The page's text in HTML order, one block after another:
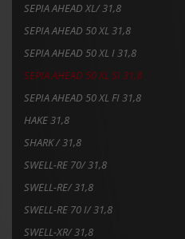
SEPIA AHEAD XL/ 31,8
SEPIA AHEAD 50 XL 31,8
SEPIA AHEAD 50 XL I 31,8
SEPIA AHEAD 50 XL SI 31,8
SEPIA AHEAD 50 XL FI 31,8
HAKE 31,8
SHARK / 31,8
SWELL-RE 70/ 31,8
SWELL-RE/ 31,8
SWELL-RE 70 I/ 31,8
SWELL-XR/ 31,8